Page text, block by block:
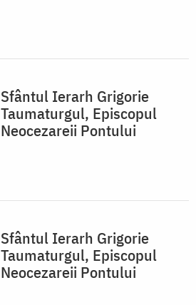
Sfântul Ierarh Grigorie
Taumaturgul, Episcopul
Neocezareii Pontului
Sfântul Ierarh Grigorie
Taumaturgul, Episcopul
Neocezareii Pontului